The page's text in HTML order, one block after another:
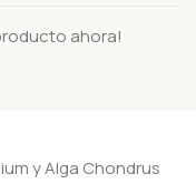
ahora!
y Alga Chondrus